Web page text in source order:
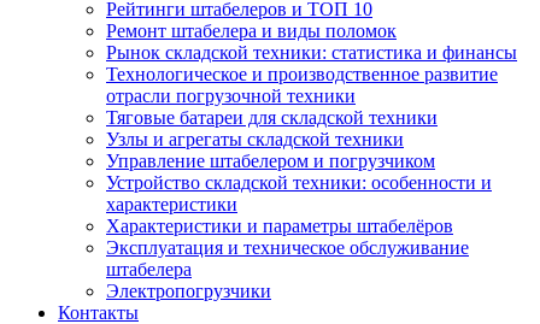
Рейтинги штабелеров и ТОП 10
Ремонт штабелера и виды поломок
Рынок складской техники: статистика и финансы
Технологическое и производственное развитие
отрасли погрузочной техники
Тяговые батареи для складской техники
Узлы и агрегаты складской техники
Управление штабелером и погрузчиком
Устройство складской техники: особенности и
характеристики
Характеристики и параметры штабелёров
Эксплуатация и техническое обслуживание
штабелера
Электропогрузчики
Контакты